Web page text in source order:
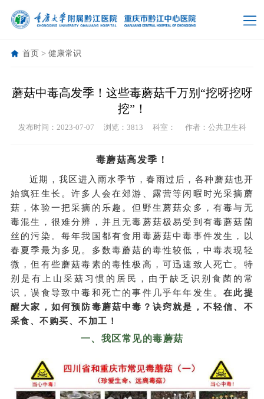
首页 > 健康常识
蘑菇中毒高发季！这些毒蘑菇千万别“挖呀挖呀
挖”！
发布时间：2023-07-07 浏览：3813 科室： 作者：公共卫生科
毒蘑菇高发季！
近期，我区进入雨水季节，春雨过后，各种蘑菇也开
始疯狂生长。许多人会在郊游、露营等闲暇时光采摘蘑
菇，体验一把采摘的乐趣。但野生蘑菇众多，有毒与无
毒混生，很难分辨，并且无毒蘑菇极易受到有毒蘑菇菌
丝的污染。每年我国都有食用毒蘑菇中毒事件发生，以
春夏季最为多见。多数毒蘑菇的毒性较低，中毒表现轻
微，但有些蘑菇毒素的毒性极高，可迅速致人死亡。特
别是有上山采菇习惯的居民，由于缺乏识别食菌的常
识，误食导致中毒和死亡的事件几乎年年发生。在此提
醒大家，如何预防毒蘑菇中毒？诀窍就是，不轻信、不
采食、不购买、不加工！
一、我区常见的毒蘑菇